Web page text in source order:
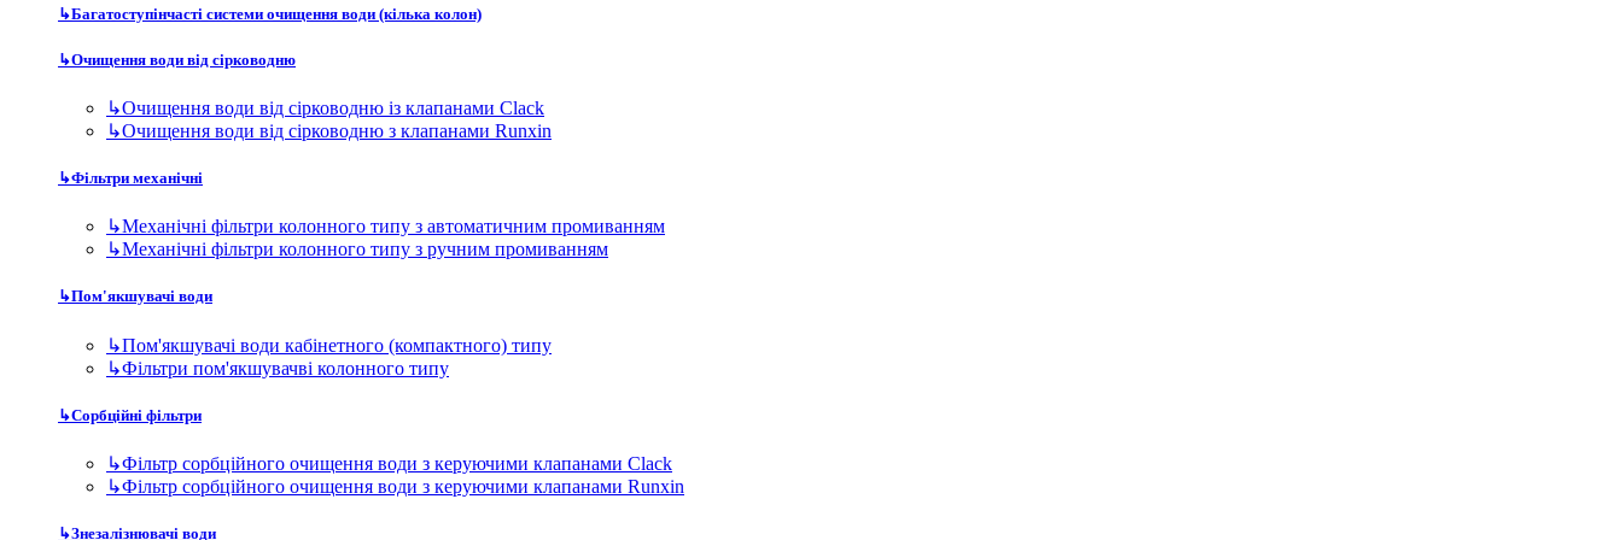
↳Багатоступінчасті системи очищення води (кілька колон)
↳Очищення води від сірководню
↳Очищення води від сірководню із клапанами Clack
↳Очищення води від сірководню з клапанами Runxin
↳Фільтри механічні
↳Механічні фільтри колонного типу з автоматичним промиванням
↳Механічні фільтри колонного типу з ручним промиванням
↳Пом'якшувачі води
↳Пом'якшувачі води кабінетного (компактного) типу
↳Фільтри пом'якшувачві колонного типу
↳Сорбційні фільтри
↳Фільтр сорбційного очищення води з керуючими клапанами Clack
↳Фільтр сорбційного очищення води з керуючими клапанами Runxin
↳Знезалізнювачі води